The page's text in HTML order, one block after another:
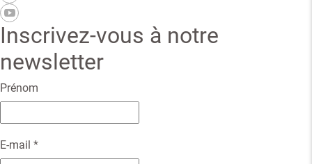
Inscrivez-vous à notre
newsletter
Prénom
E-mail *